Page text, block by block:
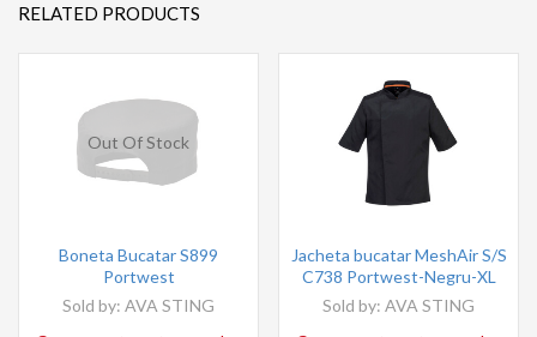
RELATED PRODUCTS
Out Of Stock
Boneta Bucatar S899
Portwest
Sold by: AVA STING
Jacheta bucatar MeshAir S/S
C738 Portwest-Negru-XL
Sold by: AVA STING